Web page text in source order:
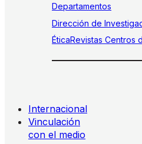
Departamentos
Dirección de
ÉticaRevistas Centros
Internacional
Vinculación
con el medio